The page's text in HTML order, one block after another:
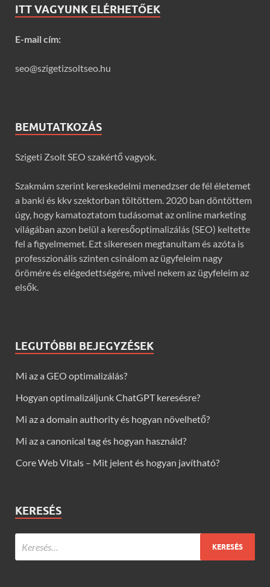
ITT VAGYUNK ELÉRHETŐEK
E-mail cím:
seo@szigetizsoltseo.hu
BEMUTATKOZÁS
Szigeti Zsolt SEO szakértő vagyok.
Szakmám szerint kereskedelmi menedzser de fél életemet
a banki és kkv szektorban töltöttem. 2020 ban döntöttem
úgy, hogy kamatoztatom tudásomat az online marketing
világában azon belül a keresőoptimalizálás (SEO) keltette
fel a figyelmemet. Ezt sikeresen megtanultam és azóta is
professzionális szinten csinálom az ügyfeleim nagy
örömére és elégedettségére, mivel nekem az ügyfeleim az
elsők.
LEGUTÓBBI BEJEGYZÉSEK
Mi az a GEO optimalizálás?
Hogyan optimalizáljunk ChatGPT keresésre?
Mi az a domain authority és hogyan növelhető?
Mi az a canonical tag és hogyan használd?
Core Web Vitals – Mit jelent és hogyan javítható?
KERESÉS